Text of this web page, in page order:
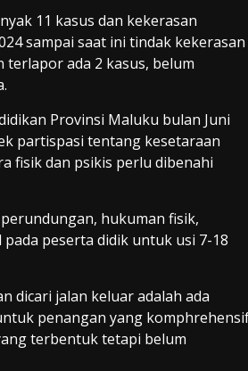
11 kasus dan kekerasan
sampai saat ini tindak kekerasan
ada 2 kasus, belum
Provinsi Maluku bulan Juni
partispasi tentang kesetaraan
fisik dan psikis perlu dibenahi
hukuman fisik,
peserta didik untuk usi 7-18
dicari jalan keluar adalah ada
penangan yang
terbentuk tetapi belum